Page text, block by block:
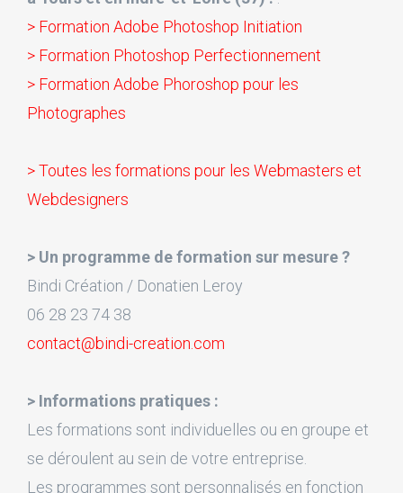
> Formation Adobe Photoshop Initiation
> Formation Photoshop Perfectionnement
> Formation Adobe Phoroshop pour les
Photographes
> Toutes les formations pour les Webmasters et
Webdesigners
> Un programme de formation sur mesure ?
Bindi Création / Donatien Leroy
06 28 23 74 38
contact@bindi-creation.com
> Informations pratiques :
Les formations sont individuelles ou en groupe et
se déroulent au sein de votre entreprise.
Les programmes sont personnalisés en fonction